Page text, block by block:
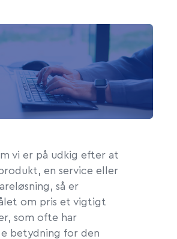
vi er på udkig efter at
en service eller
så er
om pris et vigtigt
som ofte har
betydning for den